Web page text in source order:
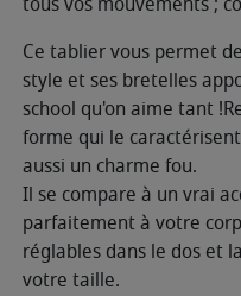
Ce tablier vous permet
style et ses bretelles
school qu'on aime tant
forme qui le
aussi un charme fou.
Il se compare à un vrai
parfaitement à votre
réglables dans le dos et
votre taille.